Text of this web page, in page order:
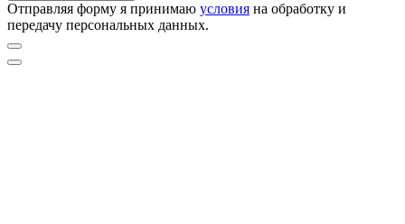
Отправляя форму я принимаю условия на обработку и
передачу персональных данных.